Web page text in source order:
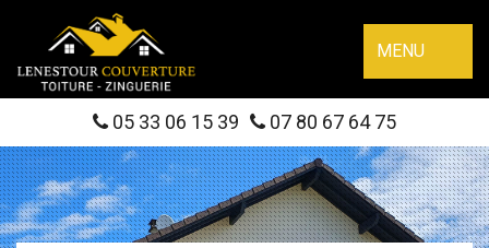
MENU
05 33 06 15 39 07 80 67 64 75